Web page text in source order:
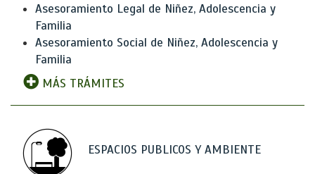
Asesoramiento Legal de Niñez, Adolescencia y
Familia
Asesoramiento Social de Niñez, Adolescencia y
Familia
MÁS TRÁMITES
ESPACIOS PUBLICOS Y AMBIENTE